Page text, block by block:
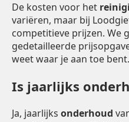
De kosten voor het
variëren, maar bij
competitieve prijzen. We
gedetailleerde
weet waar je aan toe bent.
Is jaarlijks
Ja, jaarlijks onderhoud